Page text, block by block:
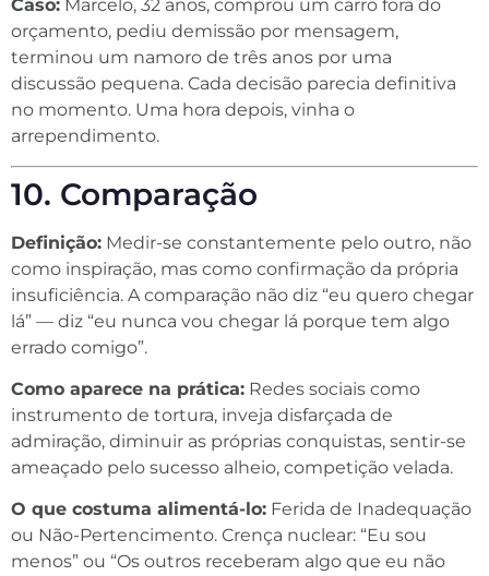
Caso: Marcelo, 32 anos, comprou um carro fora do
orçamento, pediu demissão por mensagem,
terminou um namoro de três anos por uma
discussão pequena. Cada decisão parecia definitiva
no momento. Uma hora depois, vinha o
arrependimento.
10. Comparação
Definição: Medir-se constantemente pelo outro, não
como inspiração, mas como confirmação da própria
insuficiência. A comparação não diz “eu quero chegar
lá” — diz “eu nunca vou chegar lá porque tem algo
errado comigo”.
Como aparece na prática: Redes sociais como
instrumento de tortura, inveja disfarçada de
admiração, diminuir as próprias conquistas, sentir-se
ameaçado pelo sucesso alheio, competição velada.
O que costuma alimentá-lo: Ferida de Inadequação
ou Não-Pertencimento. Crença nuclear: “Eu sou
menos” ou “Os outros receberam algo que eu não